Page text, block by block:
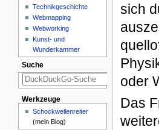
sich
oder
Das
Technikgeschichte
Webmapping
Webworking
Kunst- und
Wunderkammer
Suche
Werkzeuge
Schockwellenreiter
(mein Blog)